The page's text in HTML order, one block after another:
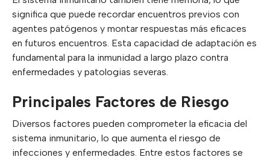
significa que puede recordar encuentros previos con
agentes patógenos y montar respuestas más eficaces
en futuros encuentros. Esta capacidad de adaptación es
fundamental para la inmunidad a largo plazo contra
enfermedades y patologias severas.
Principales Factores de Riesgo
Diversos factores pueden comprometer la eficacia del
sistema inmunitario, lo que aumenta el riesgo de
infecciones y enfermedades. Entre estos factores se